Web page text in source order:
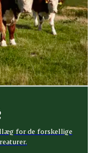
for de forskellige